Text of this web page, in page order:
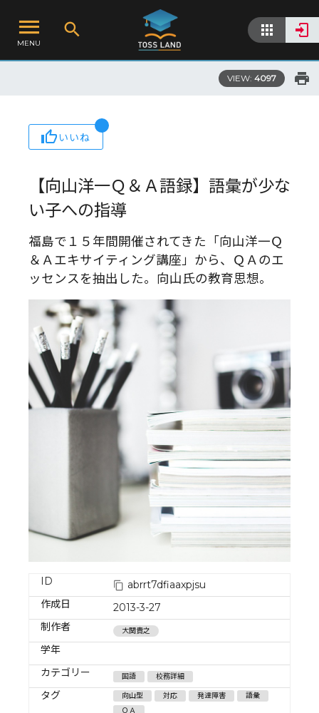
MENU
VIEW: 4097
いいね
【向山洋一Ｑ＆Ａ語録】語彙が少な
い子への指導
福島で１５年間開催されてきた「向山洋一Ｑ
＆Ａエキサイティング講座」から、ＱＡのエ
ッセンスを抽出した。向山氏の教育思想。
ID
abrrt7dfiaaxpjsu
作成日
2013-3-27
制作者
大関貴之
学年
カテゴリー
国語 校務詳細
タグ 向山型 対応 発達障害
語彙
ＱＡ